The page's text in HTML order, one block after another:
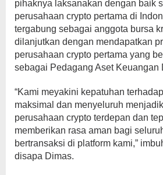
pihaknya laksanakan dengan baik
perusahaan crypto pertama di
tergabung sebagai anggota bursa
dilanjutkan dengan mendapatkan
perusahaan crypto pertama yang
sebagai Pedagang Aset Keuangan
“Kami meyakini kepatuhan
maksimal dan menyeluruh
perusahaan crypto terdepan dan
memberikan rasa aman bagi
bertransaksi di platform kami,”
disapa Dimas.